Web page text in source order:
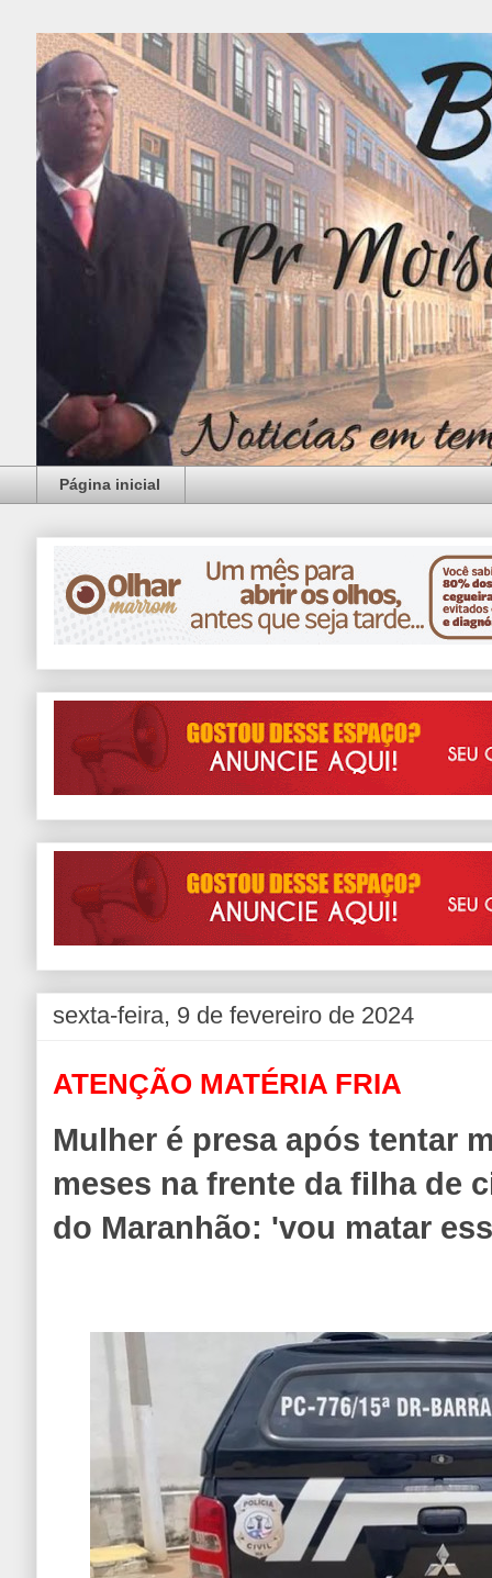
Página inicial
sexta-feira, 9 de fevereiro de 2024
ATENÇÃO MATÉRIA FRIA
Mulher é presa após tentar
meses na frente da filha de
do Maranhão: 'vou matar